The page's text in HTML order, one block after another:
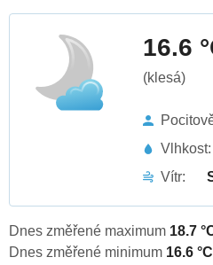
16.6
(klesá)
Vlhkost:
Vítr:
Dnes změřené maximum 18.7
Dnes změřené minimum 16.6 °C